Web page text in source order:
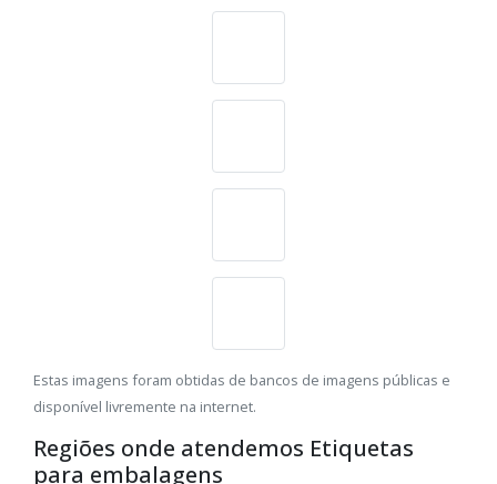
Estas imagens foram obtidas de bancos de imagens públicas e
disponível livremente na internet.
Regiões onde atendemos Etiquetas
para embalagens